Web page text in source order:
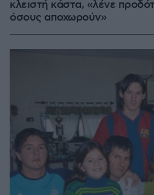
κλειστή κάστα, «λένε
όσους αποχωρούν»